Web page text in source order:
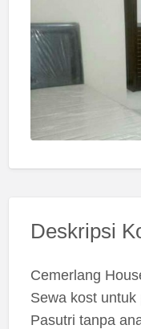
Deskripsi
Cemerlang
Sewa kost
Pasutri tanpa